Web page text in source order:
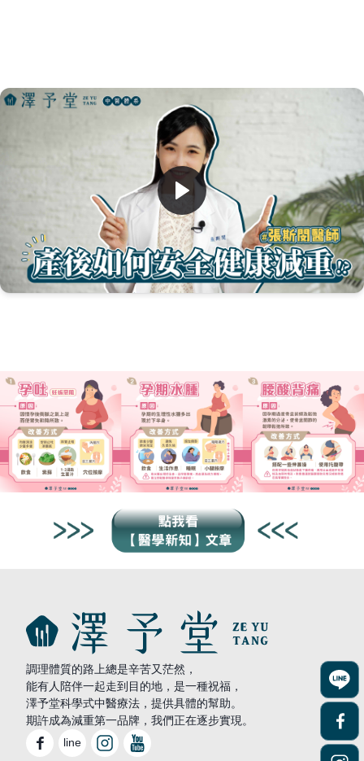
調理體質的路上總是辛苦又茫然，
能有人陪伴一起走到目的地，是一種祝福，
澤予堂科學式中醫療法，提供具體的幫助。
期許成為減重第一品牌，我們正在逐步實現。
line